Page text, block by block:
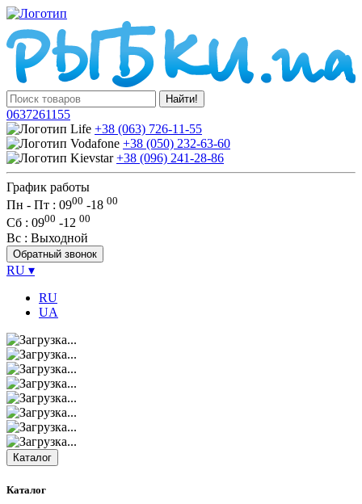
Найти!
0637261155
+38 (063) 726-11-55
+38 (050) 232-63-60
+38 (096) 241-28-86
График работы
Пн - Пт : 0900 -18 00
Сб : 0900 -12 00
Вс : Выходной
Обратный звонок
RU ▾
RU
UA
Каталог
Каталог